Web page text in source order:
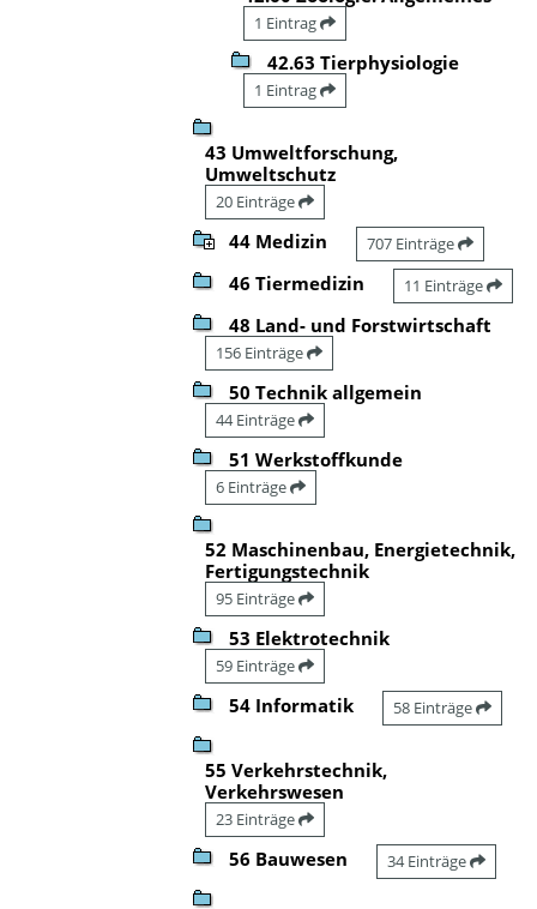
1 Eintrag
42.63 Tierphysiologie
1 Eintrag
43 Umweltforschung,
Umweltschutz
20 Einträge
44 Medizin 707 Einträge
46 Tiermedizin 11 Einträge
48 Land- und Forstwirtschaft
156 Einträge
50 Technik allgemein
44 Einträge
51 Werkstoffkunde
6 Einträge
52 Maschinenbau, Energietechnik,
Fertigungstechnik
95 Einträge
53 Elektrotechnik
59 Einträge
54 Informatik 58 Einträge
55 Verkehrstechnik,
Verkehrswesen
23 Einträge
56 Bauwesen 34 Einträge